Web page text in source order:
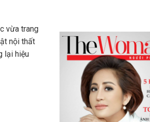
vừa trang
nội thất
lại hiệu